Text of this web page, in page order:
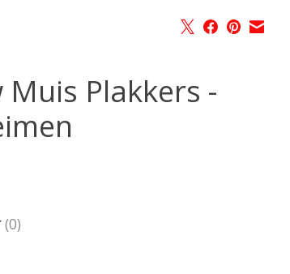
Muis Plakkers -
dit product is
(0)